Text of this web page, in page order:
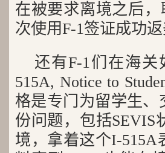
在被要求离境之后
次使用F-1签证成功返
还有F-1们在海
515A, Notice to
格是专门为留学生
份问题，包括
境，拿着这个I-515A